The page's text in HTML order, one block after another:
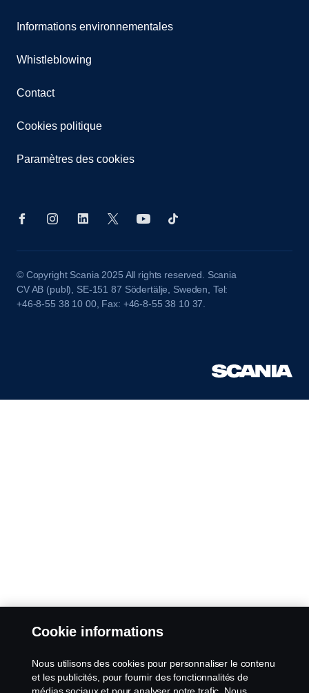
Informations environnementales
Whistleblowing
Contact
Cookies politique
Paramètres des cookies
© Copyright Scania 2025 All rights reserved. Scania
CV AB (publ), SE-151 87 Södertälje, Sweden, Tel:
+46-8-55 38 10 00, Fax: +46-8-55 38 10 37.
Cookie informations
Nous utilisons des cookies pour personnaliser le contenu
et les publicités, pour fournir des fonctionnalités de